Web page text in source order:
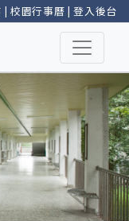
| 校園行事曆 |登入後台